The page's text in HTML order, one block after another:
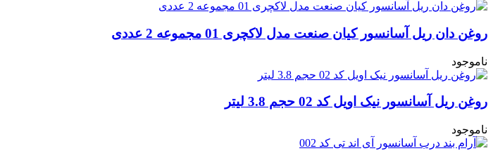
روغن دان ریل آسانسور کیان صنعت مدل لاکچری 01 مجموعه 2 عددی
ناموجود
روغن ریل آسانسور نیک اویل کد 02 حجم 3.8 لیتر
ناموجود